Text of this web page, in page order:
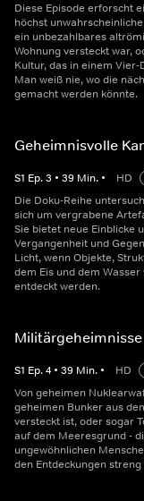
Diese Episode erforscht
höchst
ein unbezahlbares
Wohnung versteckt war,
Kultur, das in einem
Man weiß nie, wo die
gemacht werden könnte.
Geheimnisvolle
S1 Ep.3 • 39 Min. • HD
Die Doku-Reihe
sich um vergrabene
Sie bietet neue Einblicke
Vergangenheit und
Licht, wenn Objekte,
dem Eis und dem
entdeckt werden.
Militärgeheimnisse
S1 Ep.4 • 39 Min. • HD
Von geheimen
geheimen Bunker aus
versteckt ist, oder sogar
auf dem Meeresgrund -
ungewöhnlichen
den Entdeckungen